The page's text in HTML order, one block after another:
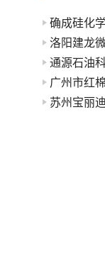
确成硅化
洛阳建龙
通源石油
广州市红
苏州宝丽